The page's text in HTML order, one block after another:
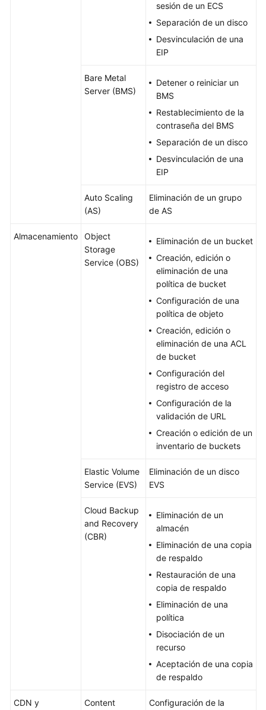
sesión de un ECS
Separación de un disco
Desvinculación de una
EIP
Bare Metal
Server (BMS)
Detener o reiniciar un
BMS
Restablecimiento de la
contraseña del BMS
Separación de un disco
Desvinculación de una
EIP
Auto Scaling
(AS)
Eliminación de un grupo
de AS
Almacenamiento
Object
Storage
Service (OBS)
Eliminación de un bucket
Creación, edición o
eliminación de una
política de bucket
Configuración de una
política de objeto
Creación, edición o
eliminación de una ACL
de bucket
Configuración del
registro de acceso
Configuración de la
validación de URL
Creación o edición de un
inventario de buckets
Elastic Volume
Service (EVS)
Eliminación de un disco
EVS
Cloud Backup
and Recovery
(CBR)
Eliminación de un
almacén
Eliminación de una copia
de respaldo
Restauración de una
copia de respaldo
Eliminación de una
política
Disociación de un
recurso
Aceptación de una copia
de respaldo
CDN y
Content
Configuración de la